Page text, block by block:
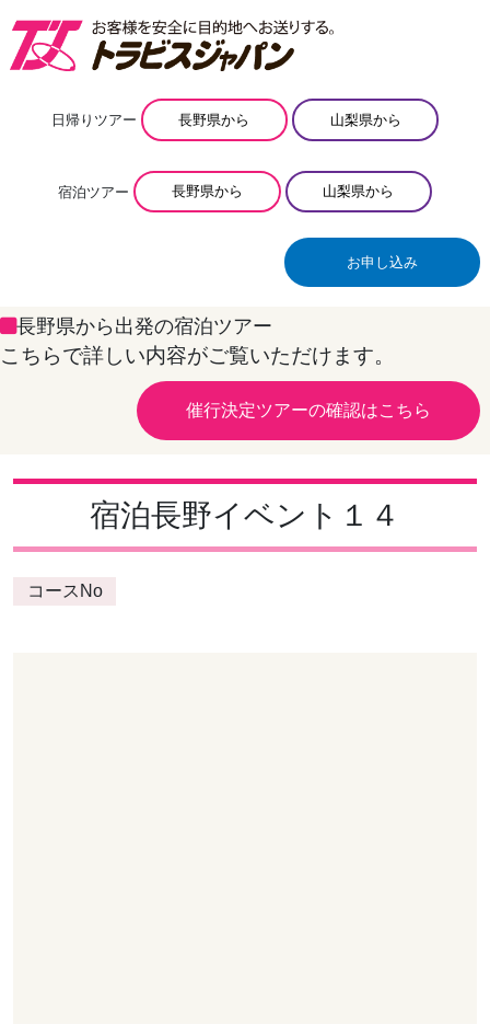
日帰りツアー 長野県から 山梨県から
宿泊ツアー 長野県から 山梨県から
お申し込み
長野県から出発の宿泊ツアー
こちらで詳しい内容がご覧いただけます。
催行決定ツアーの確認はこちら
宿泊長野イベント１４
コースNo